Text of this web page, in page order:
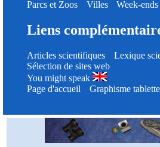
Parcs et Zoos
Villes Week-
Liens
Articles scientifiques
Lexique
Sélection de sites web
You might speak
Page d'accueil
Graphisme